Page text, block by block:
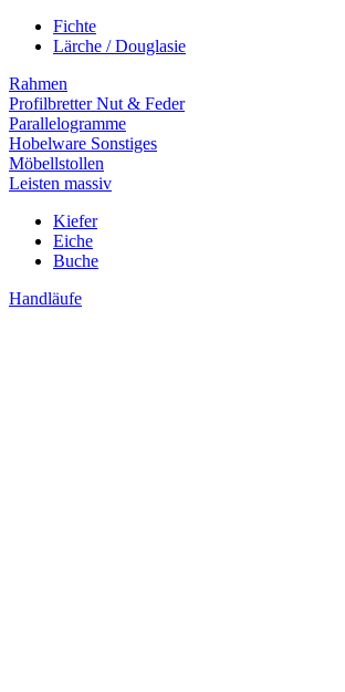
Fichte
Lärche / Douglasie
Rahmen
Profilbretter Nut & Feder
Parallelogramme
Hobelware Sonstiges
Möbellstollen
Leisten massiv
Kiefer
Eiche
Buche
Handläufe